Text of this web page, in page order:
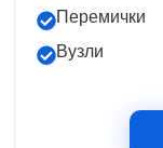
Перемички
Вузли